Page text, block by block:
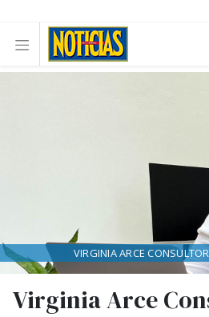
Virginia Arce
VIRGINIA ARCE